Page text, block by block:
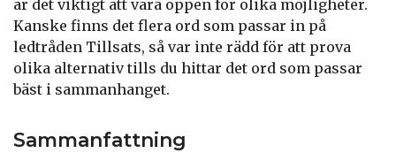
är det viktigt att vara öppen för olika möjligheter.
Kanske finns det flera ord som passar in på
ledtråden Tillsats, så var inte rädd för att prova
olika alternativ tills du hittar det ord som passar
bäst i sammanhanget.
Sammanfattning